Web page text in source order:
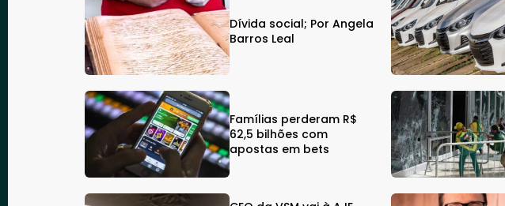
Dívida social; Por Angela
Barros Leal
Famílias perderam R$
62,5 bilhões com
apostas em bets